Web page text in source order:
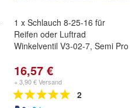
1 x Schlauch 8-25-16 für
Reifen oder Luftrad
Winkelventil V3-02-7, Semi Pro
16,57 €
+ 3,90 € Versand
2